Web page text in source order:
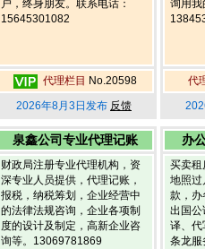
户，终身朋友。联系电话：
15645301082
代理栏目 No.20598
2026年8月3日发布 反馈
询用我
代
泉鑫公司专业代理记账
财政局注册专业代理机构，资
深专业人员提供，代理记账，
报税，纳税筹划，企业经营中
的法律法规咨询，企业各项制
度的设计及制定，高新企业咨
询等。13069781869
办
买卖租
地照过
款，办
出国公
译、代
条龙